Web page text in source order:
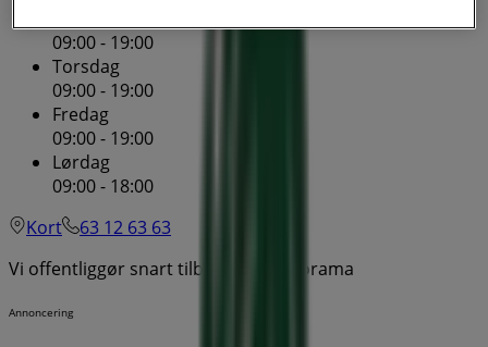
09:00 - 19:00
Torsdag
09:00 - 19:00
Fredag
09:00 - 19:00
Lørdag
09:00 - 18:00
Kort
63 12 63 63
Vi offentliggør snart tilbud fra Plantorama
Annoncering